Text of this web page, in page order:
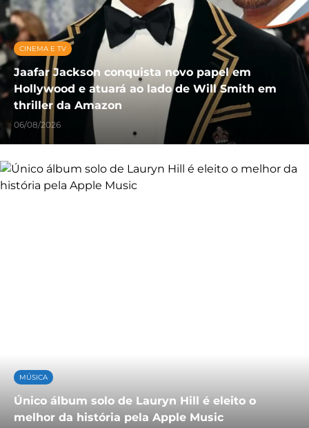
CINEMA E TV
Jaafar Jackson conquista novo papel em
Hollywood e atuará ao lado de Will Smith em
thriller da Amazon
06/08/2026
MÚSICA
Único álbum solo de Lauryn Hill é eleito o
melhor da história pela Apple Music